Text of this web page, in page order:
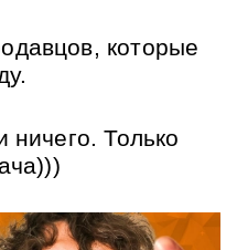
которые
Только